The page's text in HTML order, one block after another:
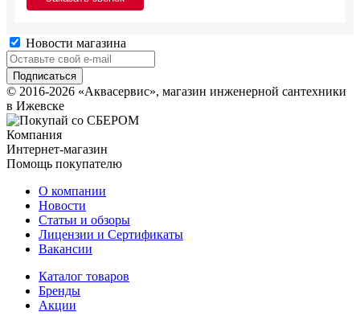
Новости магазина
© 2016-2026 «Аквасервис», магазин инженерной сантехники
в Ижевске
Компания
Интернет-магазин
Помощь покупателю
О компании
Новости
Статьи и обзоры
Лицензии и Сертификаты
Вакансии
Каталог товаров
Бренды
Акции